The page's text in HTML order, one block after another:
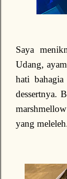
Saya
Udang,
hati
dessertnya.
yang